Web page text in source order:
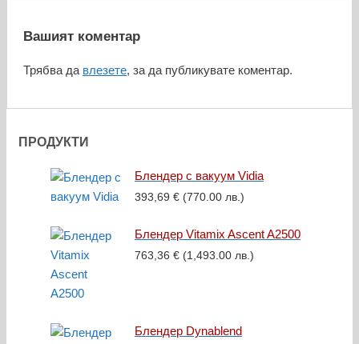
Вашият коментар
Трябва да влезете, за да публикувате коментар.
ПРОДУКТИ
Блендер с вакуум Vidia
393,69 € (770.00 лв.)
Блендер Vitamix Ascent A2500
763,36 € (1,493.00 лв.)
Блендер Dynablend